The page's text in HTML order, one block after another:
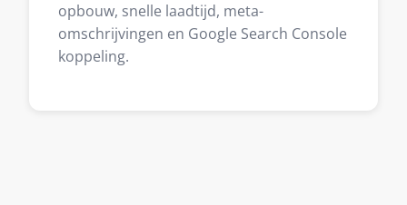
opbouw, snelle laadtijd, meta-
omschrijvingen en Google Search Console
koppeling.